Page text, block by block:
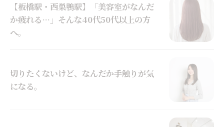
【板橋駅・西巣鴨駅】「美容室がなんだ
か疲れる…」そんな40代50代以上の方
へ。
切りたくないけど、なんだか手触りが気
になる。